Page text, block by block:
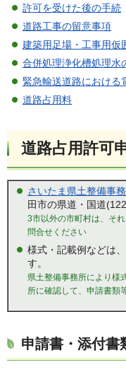
許可を受けた後の手続
道路工事の留意事項
建築用足場・工事用仮
合併処理浄化槽処理水
緊急輸送道路における
道路占用料
道路占用許可
さいたま県土整備事
田市の県道・国道(122
3市以外の市町村は、そ
問合せください
様式・記載例などは
す。
県土整備事務所により様
所に確認して、申請書類
申請書・添付書